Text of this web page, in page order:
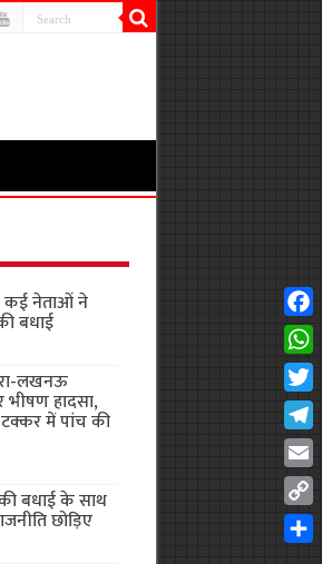
कई नेताओं ने
बधाई
लखनऊ
भीषण हादसा,
में पांच की
बधाई के साथ
छोड़िए
Copy
Link